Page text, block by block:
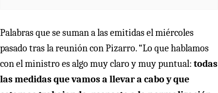
Palabras que se suman a las emitidas el miércoles
pasado tras la reunión con Pizarro. “Lo que hablamos
con el ministro es algo muy claro y muy puntual: todas
las medidas que vamos a llevar a cabo y que